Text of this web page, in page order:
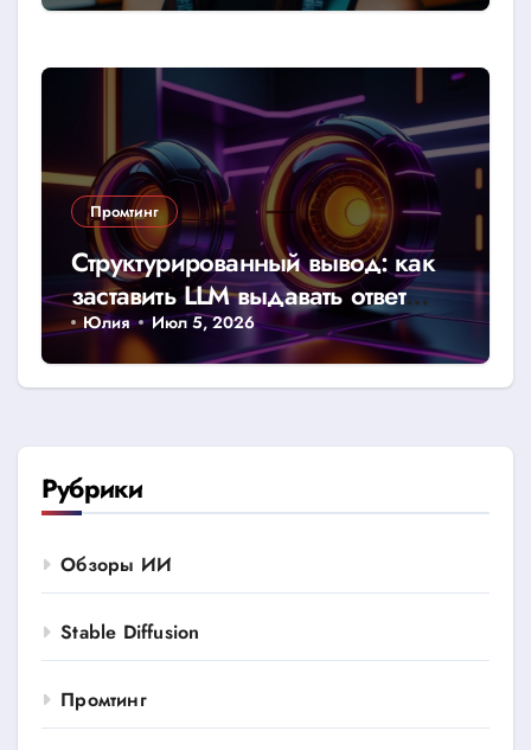
Промтинг
Структурированный вывод: как
заставить LLM выдавать ответ
строго в JSON или CSV
Юлия Июл 5, 2026
Рубрики
Обзоры ИИ
Stable Diffusion
Промтинг